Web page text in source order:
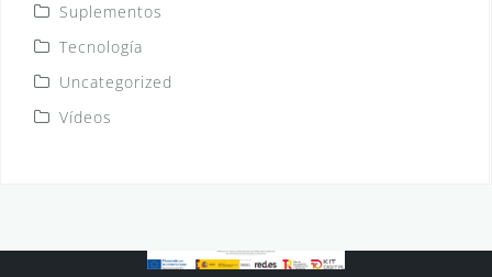
Suplementos
Tecnología
Uncategorized
Vídeos